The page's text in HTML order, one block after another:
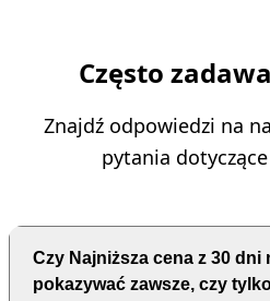
Często
Znajdź odpowiedzi na
pytania
Czy Najniższa cena z 30 dni
pokazywać zawsze, czy